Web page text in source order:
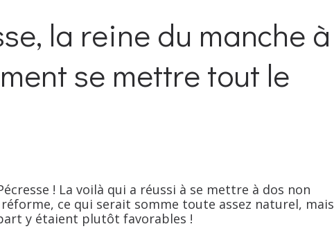
la reine du manche à
se mettre tout le
! La voilà qui a réussi à se mettre à dos non
ce qui serait somme toute assez naturel, mais
y étaient plutôt favorables !